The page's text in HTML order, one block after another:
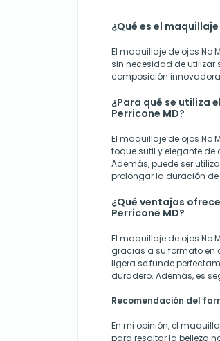
¿Qué es el
El maquillaje de ojos No
sin necesidad de utilizar
composición
¿Para qué se utiliza
Perricone MD?
El maquillaje de ojos No
toque sutil y elegante de
Además, puede ser
prolongar la duración
¿Qué ventajas
Perricone MD?
El maquillaje de ojos No
gracias a su formato en
ligera se funde
duradero. Además, es
Recomendación del
En mi opinión, el
para resaltar la belleza